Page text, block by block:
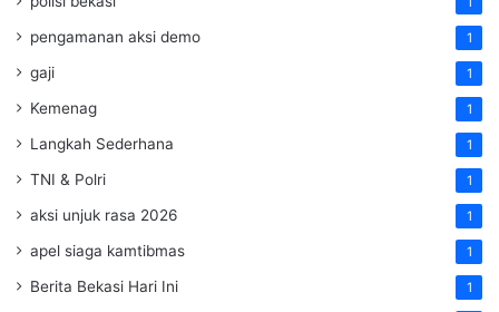
pengamanan aksi demo 1
gaji 1
Kemenag 1
Langkah Sederhana 1
TNI & Polri 1
aksi unjuk rasa 2026 1
apel siaga kamtibmas 1
Berita Bekasi Hari Ini 1